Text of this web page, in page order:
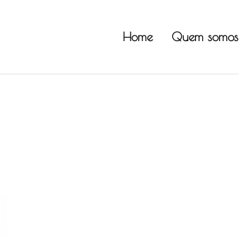
Home Quem somos